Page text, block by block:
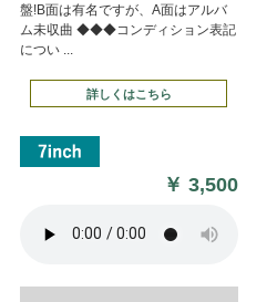
盤!B面は有名ですが、A面はアルバ
ム未収曲 ◆◆◆コンディション表記
につい ...
詳しくはこちら
￥3,500